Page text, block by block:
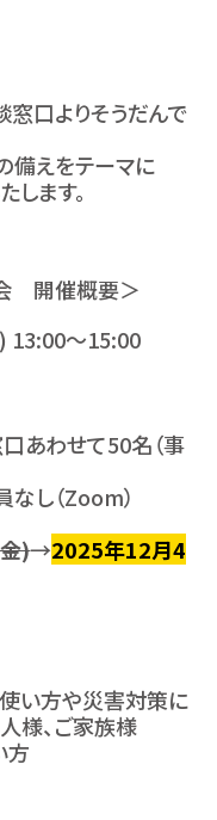
口よりそうだんで
備えをテーマに
ます。
開催概要＞
13:00～15:00
あわせて50名（事
（Zoom）
)→2025年12月4
使い方や災害対策に
様、ご家族様
方